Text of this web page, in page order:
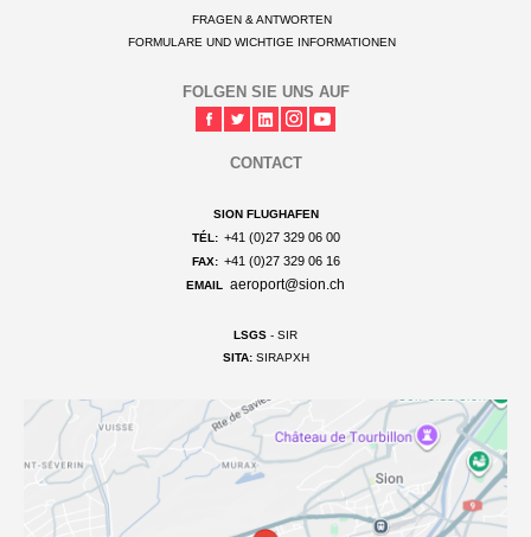
FRAGEN & ANTWORTEN
FORMULARE UND WICHTIGE INFORMATIONEN
FOLGEN SIE UNS AUF
CONTACT
SION FLUGHAFEN
TÉL: +41 (0)27 329 06 00
FAX: +41 (0)27 329 06 16
EMAIL aeroport@sion.ch
LSGS - SIR
SITA:SIRAPXH